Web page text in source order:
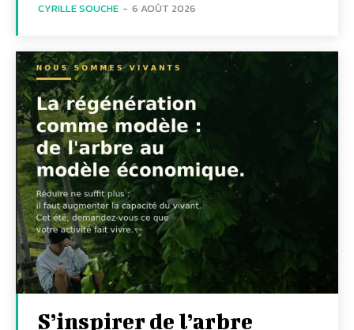
CYRILLE SOUCHE - 6 AOÛT 2026
S’inspirer de l’arbre